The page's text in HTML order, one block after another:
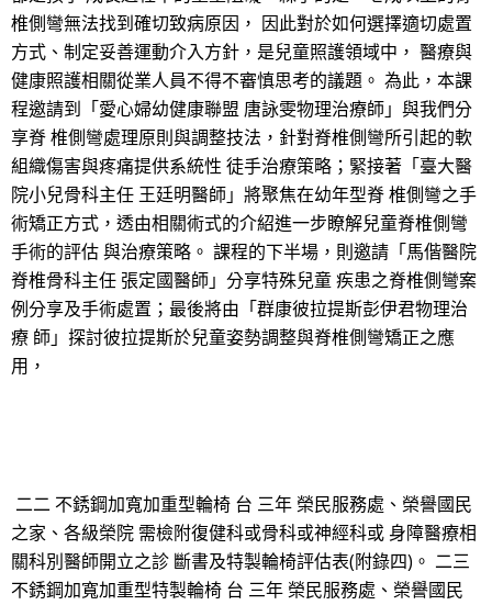
椎側彎無法找到確切致病原因， 因此對於如何選擇適切處置
方式、制定妥善運動介入方針，是兒童照護領域中， 醫療與
健康照護相關從業人員不得不審慎思考的議題。 為此，本課
程邀請到「愛心婦幼健康聯盟 唐詠雯物理治療師」與我們分
享脊 椎側彎處理原則與調整技法，針對脊椎側彎所引起的軟
組織傷害與疼痛提供系統性 徒手治療策略；緊接著「臺大醫
院小兒骨科主任 王廷明醫師」將聚焦在幼年型脊 椎側彎之手
術矯正方式，透由相關術式的介紹進一步瞭解兒童脊椎側彎
手術的評估 與治療策略。 課程的下半場，則邀請「馬偕醫院
脊椎骨科主任 張定國醫師」分享特殊兒童 疾患之脊椎側彎案
例分享及手術處置；最後將由「群康彼拉提斯彭伊君物理治
療 師」探討彼拉提斯於兒童姿勢調整與脊椎側彎矯正之應
用，
二二 不銹鋼加寬加重型輪椅 台 三年 榮民服務處、榮譽國民
之家、各級榮院 需檢附復健科或骨科或神經科或 身障醫療相
關科別醫師開立之診 斷書及特製輪椅評估表(附錄四)。 二三
不銹鋼加寬加重型特製輪椅 台 三年 榮民服務處、榮譽國民